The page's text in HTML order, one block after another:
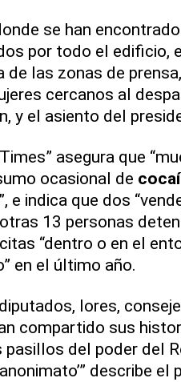
se han
por todo el edificio,
de las zonas de
cercanos al
y el asiento del
asegura que
ocasional de
e indica que dos
13 personas
“dentro o en el
en el último año.
lores,
compartido sus
del poder del
describe el